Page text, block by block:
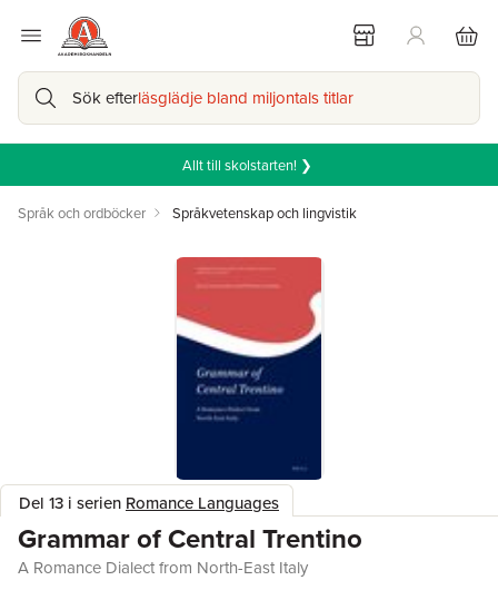
Sök efterläsglädje bland miljontals titlar
Allt till skolstarten! ❯
Språk och ordböcker Språkvetenskap och lingvistik
Del 13 i serien Romance Languages
Grammar of Central Trentino
A Romance Dialect from North-East Italy